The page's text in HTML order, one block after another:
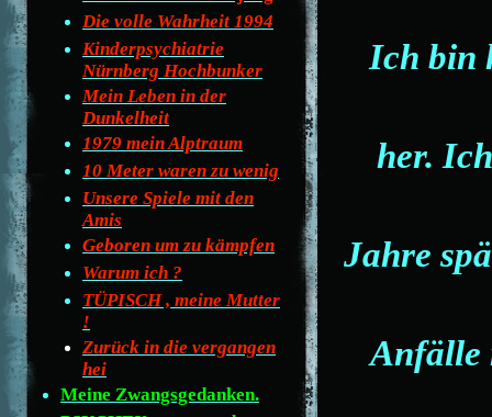
Die volle Wahrheit 1994
Kinderpsychiatrie
Nürnberg Hochbunker
Mein Leben in der
Dunkelheit
1979 mein Alptraum
10 Meter waren zu wenig
Unsere Spiele mit den
Amis
Geboren um zu kämpfen
Warum ich ?
TÜPISCH , meine Mutter
!
Zurück in die vergangen
hei
Meine Zwangsgedanken.
Ich bin
her.
Jahre
Anfälle